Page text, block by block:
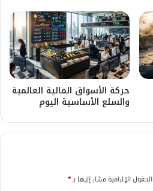
حركة الأسواق المالية العالمية
والسلع الأساسية اليوم
الحقول الإلزامية مشار إليها بـ*